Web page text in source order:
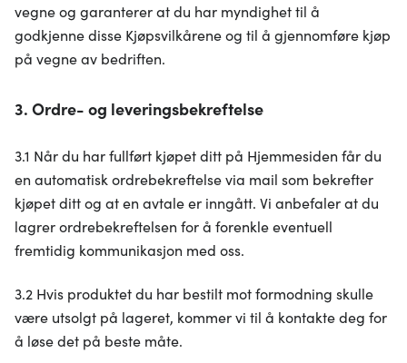
vegne og garanterer at du har myndighet til å
godkjenne disse Kjøpsvilkårene og til å gjennomføre kjøp
på vegne av bedriften.
3. Ordre- og leveringsbekreftelse
3.1 Når du har fullført kjøpet ditt på Hjemmesiden får du
en automatisk ordrebekreftelse via mail som bekrefter
kjøpet ditt og at en avtale er inngått. Vi anbefaler at du
lagrer ordrebekreftelsen for å forenkle eventuell
fremtidig kommunikasjon med oss.
3.2 Hvis produktet du har bestilt mot formodning skulle
være utsolgt på lageret, kommer vi til å kontakte deg for
å løse det på beste måte.